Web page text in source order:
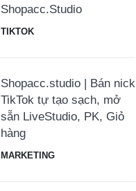
Shopacc.Studio
TIKTOK
Shopacc.studio | Bán nick
TikTok tự tạo sạch, mở
sẵn LiveStudio, PK, Giỏ
hàng
MARKETING